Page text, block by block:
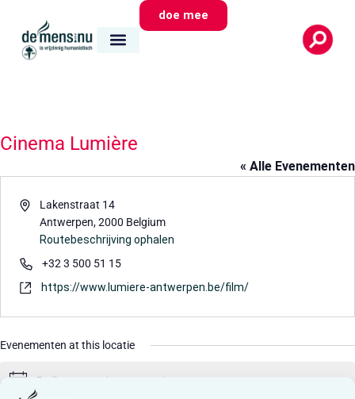
doe mee
Cinema Lumière
« Alle Evenementen
AdresLakenstraat 14
Antwerpen,2000 Belgium
Routebeschrijving ophalen
Telefoon+32 3 500 51 15
Websitehttps://www.lumiere-antwerpen.be/film/
Evenementen at this locatie
Er zijn geen resultaten gevonden.